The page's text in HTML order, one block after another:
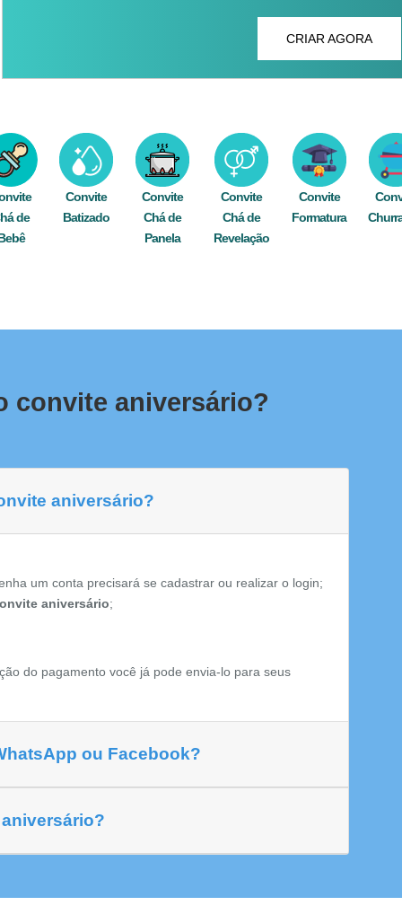
CRIAR AGORA
de
Convite
Batizado
Convite
Chá de
Panela
Convite
Chá de
Revelação
Convite
Formatura
convite aniversário?
aniversário?
um conta precisará se cadastrar ou realizar o login;
aniversário;
do pagamento você já pode envia-lo para seus
ou Facebook?